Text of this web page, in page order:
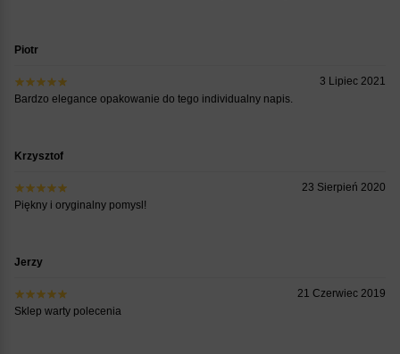
Piotr
3 Lipiec 2021
Bardzo elegance opakowanie do tego individualny napis.
Krzysztof
23 Sierpień 2020
Piękny i oryginalny pomysl!
Jerzy
21 Czerwiec 2019
Sklep warty polecenia